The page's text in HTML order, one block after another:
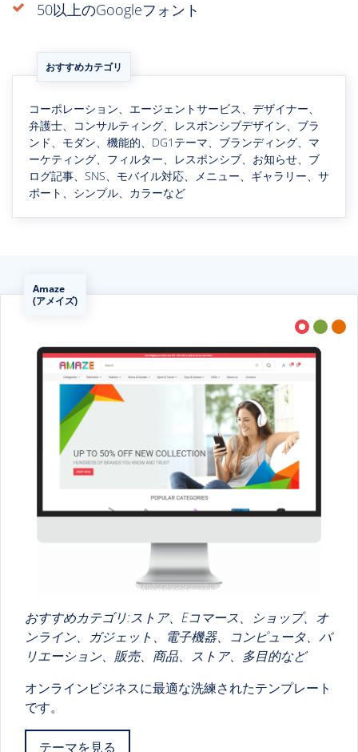
50以上のGoogleフォント
おすすめカテゴリ
コーポレーション、エージェントサービス、デザイナー、
弁護士、コンサルティング、レスポンシブデザイン、ブラ
ンド、モダン、機能的、DG1テーマ、ブランディング、マ
ーケティング、フィルター、レスポンシブ、お知らせ、ブ
ログ記事、SNS、モバイル対応、メニュー、ギャラリー、サ
ポート、シンプル、カラーなど
Amaze
(アメイズ)
おすすめカテゴリ:ストア、Eコマース、ショップ、オ
ンライン、ガジェット、電子機器、コンピュータ、バ
リエーション、販売、商品、ストア、多目的など
オンラインビジネスに最適な洗練されたテンプレート
です。
テーマを見る